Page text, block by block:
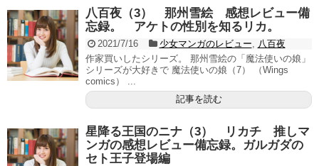
八百夜（3） 那州雪絵 感想レビュー備
忘録。 アケトの性別を知るリカ。
2021/7/16 少女マンガのレビュー
八百夜
作家買いしたシリーズ。 那州雪絵の「魔法使いの娘」
シリーズが大好きで 魔法使いの娘（7） （Wings
comics） ...
記事を読む
星降る王国のニナ（3） リカチ 推しマ
ンガの感想レビュー備忘録。ガルガダの
セト王子登場編